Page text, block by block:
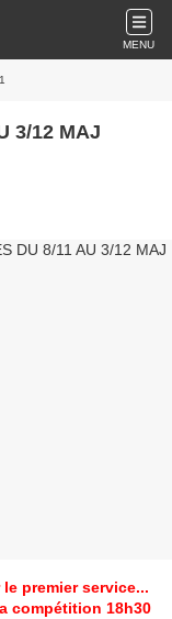
MENU
3/12 MAJ
premier service...
compétition 18h30